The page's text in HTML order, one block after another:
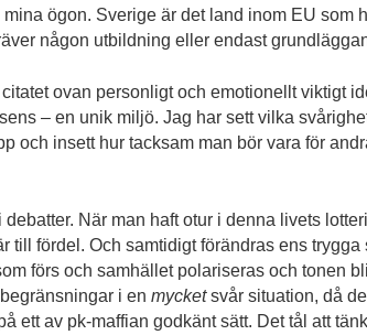
mina ögon. Sverige är det land inom EU som
någon utbildning eller endast
ovan personligt och emotionellt viktigt
– en unik miljö. Jag har sett vilka
och insett hur tacksam man bör vara för
debatter. När man haft otur i denna livets
till fördel. Och samtidigt förändras ens
förs och samhället polariseras och tonen
i en mycketsvår situation, då
ett av pk-maffian godkänt sätt. Det tål att